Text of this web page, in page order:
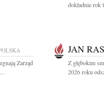
dokładnie rok
Zarząd
JAN
Z głębokim
2026 roku